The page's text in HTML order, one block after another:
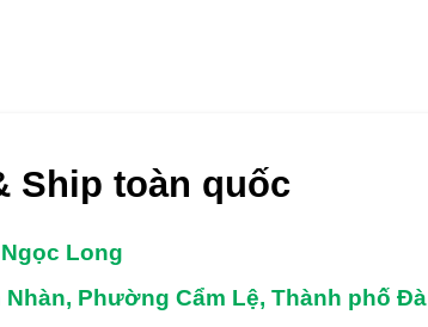
Ship toàn quốc
Long
Phường Cẩm Lệ, Thành phố Đà